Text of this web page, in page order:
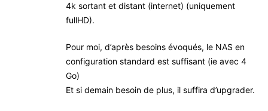
4k sortant et distant (internet) (uniquement
fullHD).
Pour moi, d’après besoins évoqués, le NAS en
configuration standard est suffisant (ie avec 4
Go)
Et si demain besoin de plus, il suffira d’upgrader.